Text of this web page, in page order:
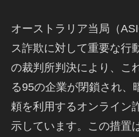
オーストラリア当局（
ス詐欺に対して重要な行
の裁判所判決により、こ
る95の企業が閉鎖され、
頼を利用するオンライン
示しています。この措置